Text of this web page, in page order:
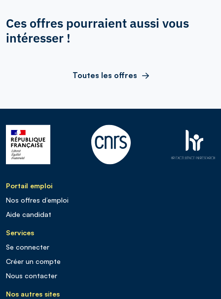
Ces offres pourraient aussi vous
intéresser !
Toutes les offres
Portail emploi
Nos offres d’emploi
Aide candidat
Services
Se connecter
Créer un compte
Nous contacter
Nos autres sites